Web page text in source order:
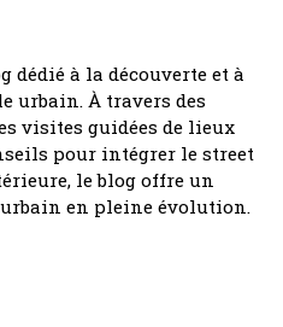
dédié à la découverte et à
urbain. À travers des
visites guidées de lieux
pour intégrer le street
le blog offre un
en pleine évolution.